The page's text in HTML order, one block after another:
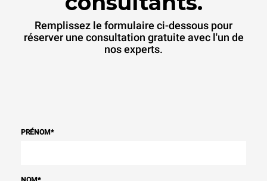
Remplissez le formulaire ci-dessous pour
réserver une consultation gratuite avec l'un de
nos experts.
PRÉNOM*